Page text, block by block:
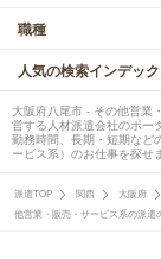
職種
人気の検索インデッ
大阪府八尾市 - その他営業
営する人材派遣会社のポー
勤務時間、長期・短期など
ービス系）のお仕事を探せ
派遣TOP 関西 大阪府
他営業・販売・サービス系の派遣